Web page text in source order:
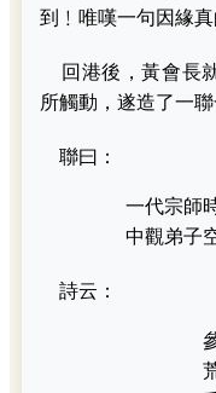
到﹗唯嘆一句因緣真
回港後，黃會長
所觸動，遂造了一聯
聯曰：
一代宗師
中觀弟子
詩云：